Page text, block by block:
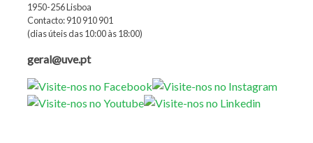
1950-256 Lisboa
Contacto: 910 910 901
(dias úteis das 10:00 às 18:00)
geral@uve.pt